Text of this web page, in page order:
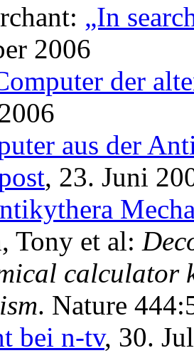
„In
2006
der
aus der
, 23. Juni
Tony et al:
calculator
. Nature
bei n-tv, 30.